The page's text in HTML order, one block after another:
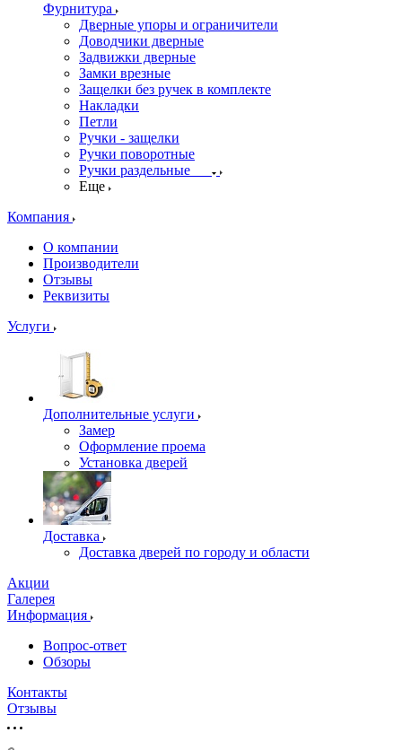
Фурнитура
Дверные упоры и ограничители
Доводчики дверные
Задвижки дверные
Замки врезные
Защелки без ручек в комплекте
Накладки
Петли
Ручки - защелки
Ручки поворотные
Ручки раздельные
Еще
Компания
О компании
Производители
Отзывы
Реквизиты
Услуги
Дополнительные услуги
Замер
Оформление проема
Установка дверей
Доставка
Доставка дверей по городу и области
Акции
Галерея
Информация
Вопрос-ответ
Обзоры
Контакты
Отзывы